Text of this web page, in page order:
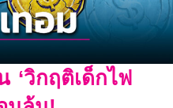
‘วิกฤติเด็กไฟ